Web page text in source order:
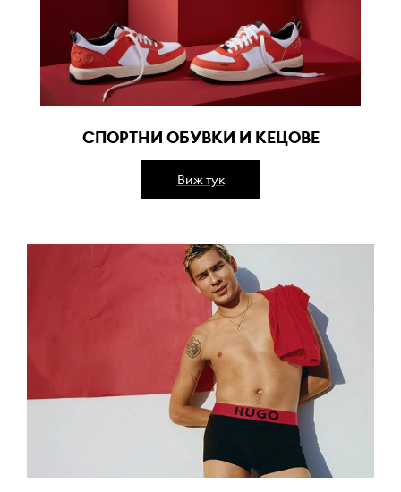
СПОРТНИ ОБУВКИ И КЕЦОВЕ
Виж тук